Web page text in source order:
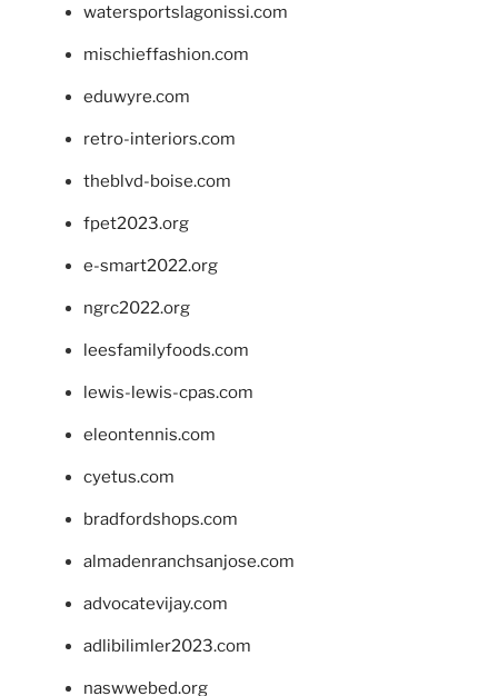
watersportslagonissi.com
mischieffashion.com
eduwyre.com
retro-interiors.com
theblvd-boise.com
fpet2023.org
e-smart2022.org
ngrc2022.org
leesfamilyfoods.com
lewis-lewis-cpas.com
eleontennis.com
cyetus.com
bradfordshops.com
almadenranchsanjose.com
advocatevijay.com
adlibilimler2023.com
naswwebed.org